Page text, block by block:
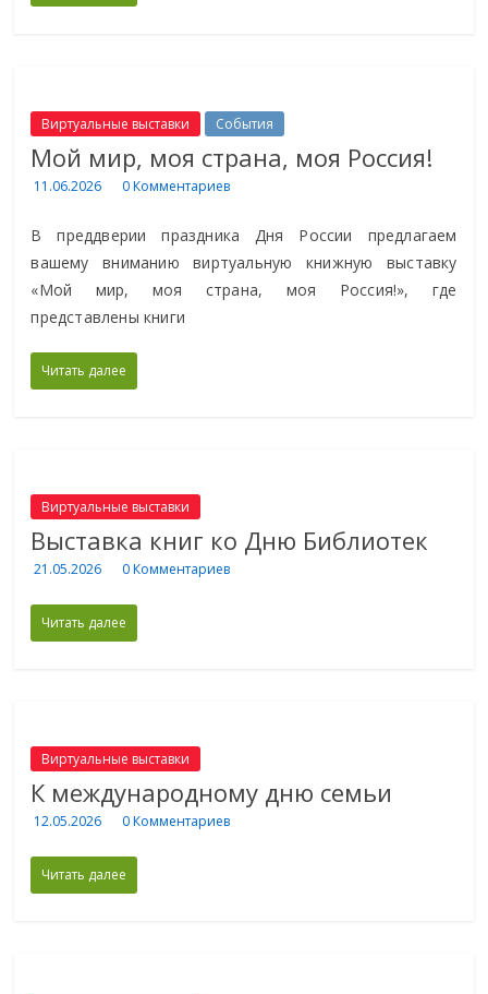
Виртуальные выставки События
Мой мир, моя страна, моя Россия!
11.06.2026 0 Комментариев
В преддверии праздника Дня России предлагаем
вашему вниманию виртуальную книжную выставку
«Мой мир, моя страна, моя Россия!», где
представлены книги
Читать далее
Виртуальные выставки
Выставка книг ко Дню Библиотек
21.05.2026 0 Комментариев
Читать далее
Виртуальные выставки
К международному дню семьи
12.05.2026 0 Комментариев
Читать далее